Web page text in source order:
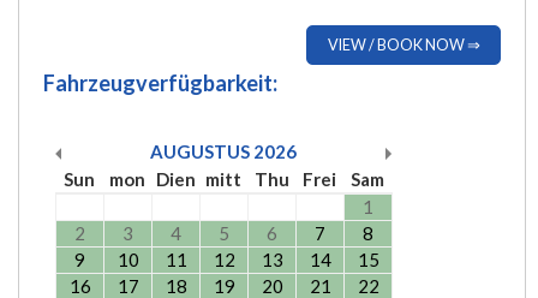
VIEW / BOOK NOW ⇒
Fahrzeugverfügbarkeit:
AUGUSTUS 2026
Sun
mon Dien mitt Thu Frei
Sam
1
2
3 4 5 6 7
8
9
10 11 12 13 14
15
16
17 18 19 20 21
22